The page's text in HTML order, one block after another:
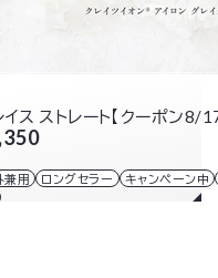
ーポン8/17まで】
イス ストレート【クーポン8/
兼用 ロングセラー キャンペーン中